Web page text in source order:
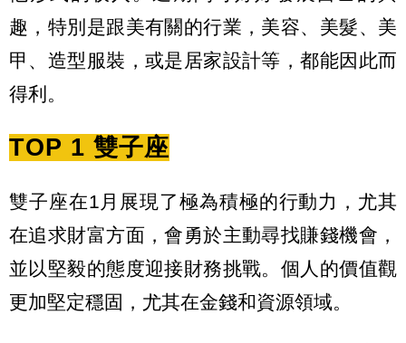
趣，特別是跟美有關的行業，美容、美髮、美
甲、造型服裝，或是居家設計等，都能因此而
得利。
TOP 1 雙子座
雙子座在1月展現了極為積極的行動力，尤其
在追求財富方面，會勇於主動尋找賺錢機會，
並以堅毅的態度迎接財務挑戰。個人的價值觀
更加堅定穩固，尤其在金錢和資源領域。